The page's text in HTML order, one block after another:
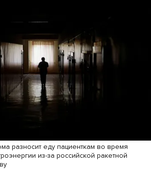
разносит еду пациенткам во время
из-за российской ракетной